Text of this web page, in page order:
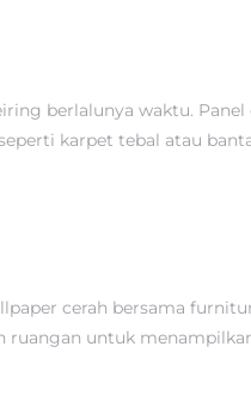
berlalunya waktu.
karpet tebal atau
cerah bersama
untuk